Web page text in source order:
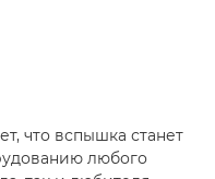
что вспышка станет
любого